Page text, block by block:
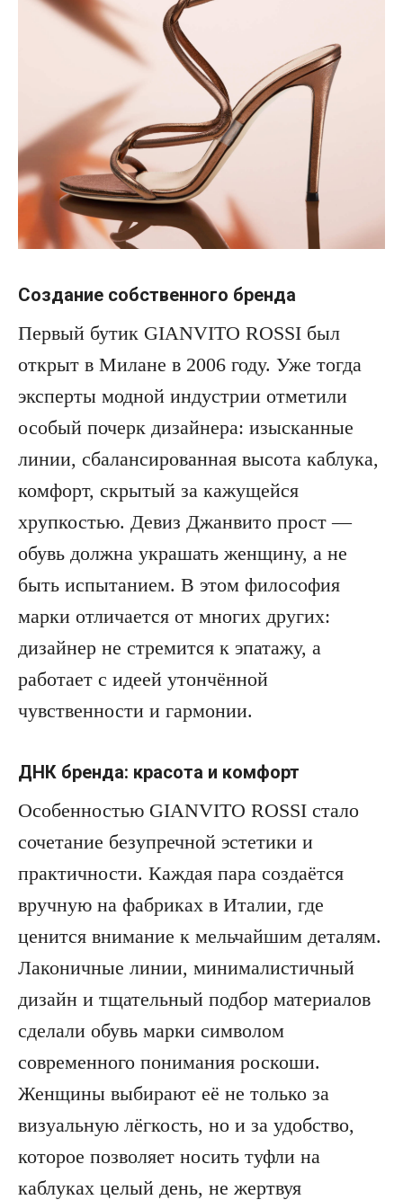
Создание собственного бренда
Первый бутик GIANVITO ROSSI был
открыт в Милане в 2006 году. Уже тогда
эксперты модной индустрии отметили
особый почерк дизайнера: изысканные
линии, сбалансированная высота каблука,
комфорт, скрытый за кажущейся
хрупкостью. Девиз Джанвито прост —
обувь должна украшать женщину, а не
быть испытанием. В этом философия
марки отличается от многих других:
дизайнер не стремится к эпатажу, а
работает с идеей утончённой
чувственности и гармонии.
ДНК бренда: красота и комфорт
Особенностью GIANVITO ROSSI стало
сочетание безупречной эстетики и
практичности. Каждая пара создаётся
вручную на фабриках в Италии, где
ценится внимание к мельчайшим деталям.
Лаконичные линии, минималистичный
дизайн и тщательный подбор материалов
сделали обувь марки символом
современного понимания роскоши.
Женщины выбирают её не только за
визуальную лёгкость, но и за удобство,
которое позволяет носить туфли на
каблуках целый день, не жертвуя